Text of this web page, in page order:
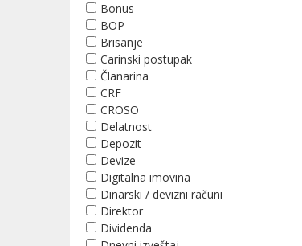
Bonus
BOP
Brisanje
Carinski postupak
Članarina
CRF
CROSO
Delatnost
Depozit
Devize
Digitalna imovina
Dinarski / devizni računi
Direktor
Dividenda